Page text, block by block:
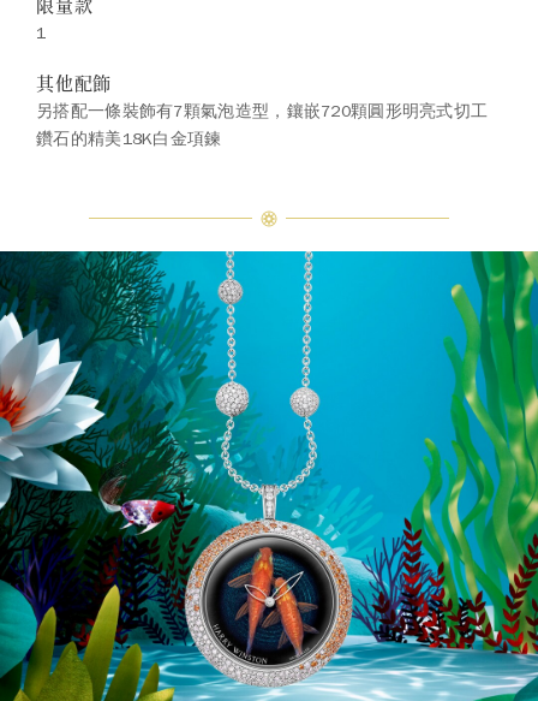
1
其他配飾
另搭配一條裝飾有7顆氣泡造型，鑲嵌720顆圓形明亮式切工
鑽石的精美18K白金項鍊